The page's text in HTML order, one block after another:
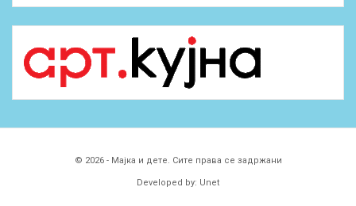
© 2026 - Мајка и дете. Сите права се задржани
Developed by: Unet